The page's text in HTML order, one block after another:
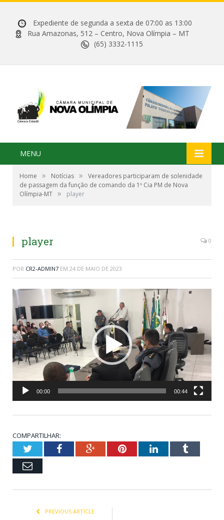
Expediente de segunda a sexta de 07:00 as 13:00
Rua Amazonas, 512 – Centro, Nova Olímpia – MT
(65) 3332-1115
MENU
Home » Notícias »
Vereadores participaram de solenidade
de passagem da função de comando da 1º Cia PM de Nova
Olímpia-MT » player
player 0
POR CR2-ADMIN7 EM 24 DE MAIO DE 2023
Tocador
de
vídeo
00:00 00:44
COMPARTILHAR:
TwitterFacebookGoogle+PinterestLinkedInTumblr
Email
PREVIOUS ARTICLE